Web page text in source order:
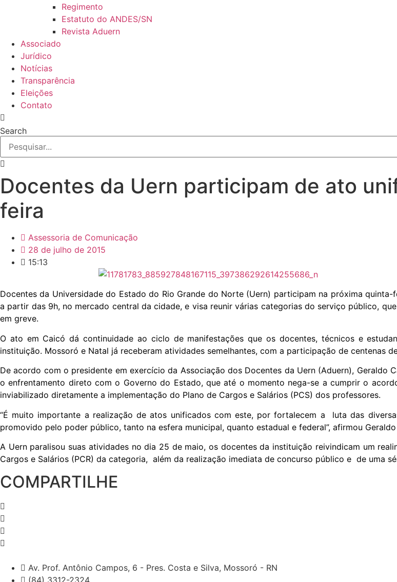
Regimento
Estatuto do ANDES/SN
Revista Aduern
Associado
Jurídico
Notícias
Transparência
Eleições
Contato
Search
Docentes da Uern participam de ato
feira
Assessoria de Comunicação
28 de julho de 2015
15:13
Docentes da Universidade do Estado do Rio Grande do Norte (Uern) participam na próxima
a partir das 9h, no mercado central da cidade, e visa reunir várias categorias do serviço público,
em greve.
O ato em Caicó dá continuidade ao ciclo de manifestações que os docentes, técnicos e
instituição. Mossoró e Natal já receberam atividades semelhantes, com a participação de centenas
De acordo com o presidente em exercício da Associação dos Docentes da Uern (Aduern), Geraldo
o enfrentamento direto com o Governo do Estado, que até o momento nega-se a cumprir o
inviabilizado diretamente a implementação do Plano de Cargos e Salários (PCS) dos professores.
“É muito importante a realização de atos unificados com este, por fortalecem a luta das
promovido pelo poder público, tanto na esfera municipal, quanto estadual e federal”, afirmou
A Uern paralisou suas atividades no dia 25 de maio, os docentes da instituição reivindicam um
Cargos e Salários (PCR) da categoria, além da realização imediata de concurso público e de uma
COMPARTILHE
Av. Prof. Antônio Campos, 6 - Pres. Costa e Silva, Mossoró - RN